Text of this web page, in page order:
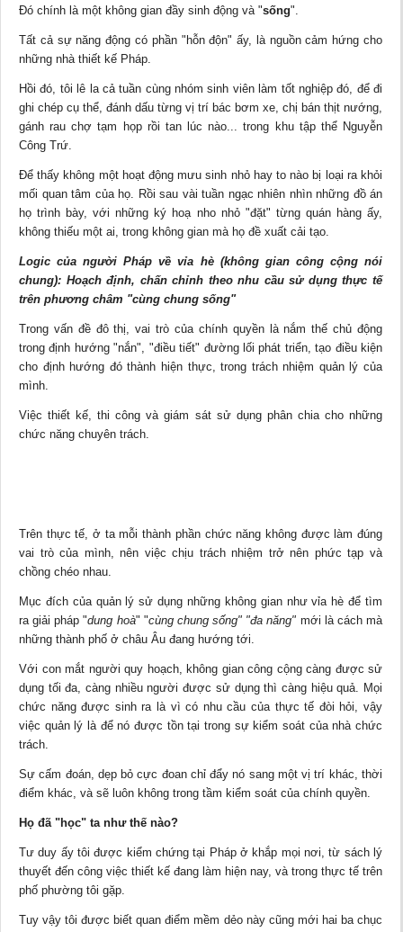
Đó chính là một không gian đầy sinh động và "sống".
Tất cả sự năng động có phần "hỗn độn" ấy, là nguồn cảm hứng cho
những nhà thiết kế Pháp.
Hồi đó, tôi lê la cả tuần cùng nhóm sinh viên làm tốt nghiệp đó, để đi
ghi chép cụ thể, đánh dấu từng vị trí bác bơm xe, chị bán thịt nướng,
gánh rau chợ tạm họp rồi tan lúc nào... trong khu tập thể Nguyễn
Công Trứ.
Để thấy không một hoạt động mưu sinh nhỏ hay to nào bị loại ra khỏi
mối quan tâm của họ. Rồi sau vài tuần ngạc nhiên nhìn những đồ án
họ trình bày, với những ký hoạ nho nhỏ "đặt" từng quán hàng ấy,
không thiếu một ai, trong không gian mà họ đề xuất cải tạo.
Logic của người Pháp về vỉa hè (không gian công cộng nói
chung): Hoạch định, chấn chỉnh theo nhu cầu sử dụng thực tế
trên phương châm "cùng chung sống"
Trong vấn đề đô thị, vai trò của chính quyền là nắm thế chủ động
trong định hướng "nắn", "điều tiết" đường lối phát triển, tạo điều kiện
cho định hướng đó thành hiện thực, trong trách nhiệm quản lý của
mình.
Việc thiết kế, thi công và giám sát sử dụng phân chia cho những
chức năng chuyên trách.
Trên thực tế, ở ta mỗi thành phần chức năng không được làm đúng
vai trò của mình, nên việc chịu trách nhiệm trở nên phức tạp và
chồng chéo nhau.
Mục đích của quản lý sử dụng những không gian như vỉa hè để tìm
ra giải pháp "dung hoà" "cùng chung sống" "đa năng" mới là cách mà
những thành phố ở châu Âu đang hướng tới.
Với con mắt người quy hoạch, không gian công cộng càng được sử
dụng tối đa, càng nhiều người được sử dụng thì càng hiệu quả. Mọi
chức năng được sinh ra là vì có nhu cầu của thực tế đòi hỏi, vậy
việc quản lý là để nó được tồn tại trong sự kiểm soát của nhà chức
trách.
Sự cấm đoán, dẹp bỏ cực đoan chỉ đẩy nó sang một vị trí khác, thời
điểm khác, và sẽ luôn không trong tầm kiểm soát của chính quyền.
Họ đã "học" ta như thế nào?
Tư duy ấy tôi được kiểm chứng tại Pháp ở khắp mọi nơi, từ sách lý
thuyết đến công việc thiết kế đang làm hiện nay, và trong thực tế trên
phố phường tôi gặp.
Tuy vậy tôi được biết quan điểm mềm dẻo này cũng mới hai ba chục